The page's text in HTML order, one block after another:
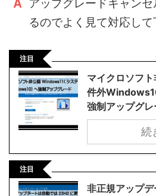
アップグレードキャン
るのでよく見て対応して
注目
マイクロソフ
件外
強制アップグレ
続
注目
非正規アップ